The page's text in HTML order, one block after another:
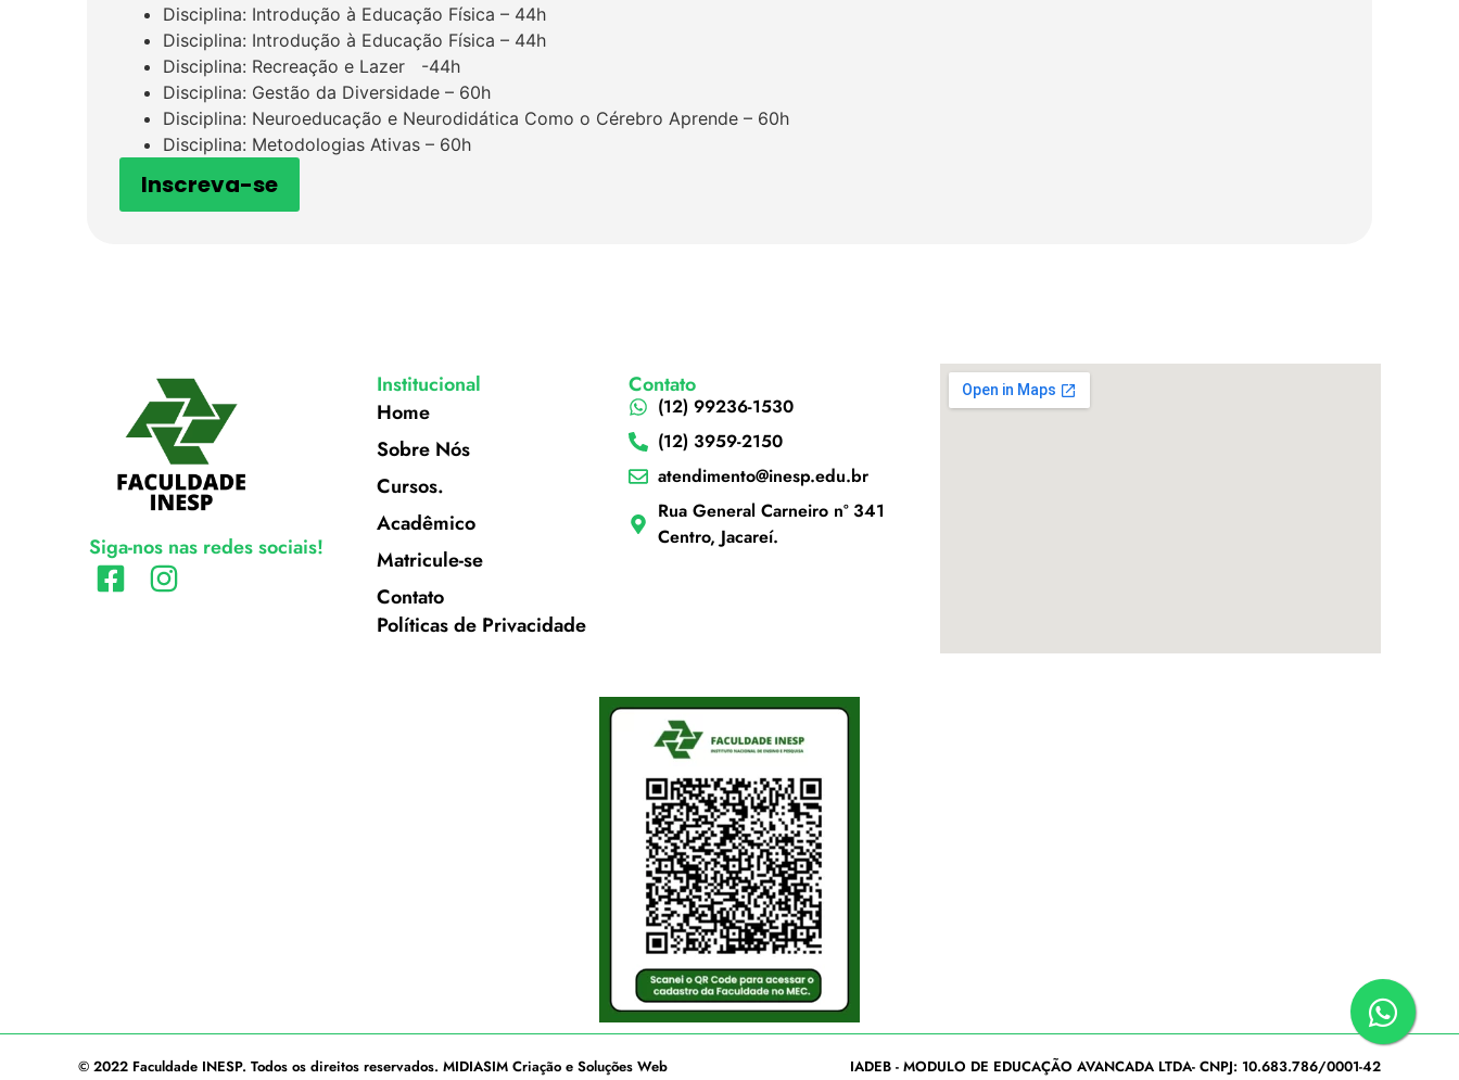
Disciplina: Introdução à Educação Física – 44h
Disciplina: Introdução à Educação Física – 44h
Disciplina: Recreação e Lazer -44h
Disciplina: Gestão da Diversidade – 60h
Disciplina: Neuroeducação e Neurodidática Como o Cérebro Aprende – 60h
Disciplina: Metodologias Ativas – 60h
Inscreva-se
Siga-nos nas redes sociais!
Institucional
Home
Sobre Nós
Cursos.
Acadêmico
Matricule-se
Contato
Políticas de Privacidade
Contato
(12) 99236-1530
(12) 3959-2150
atendimento@inesp.edu.br
Rua General Carneiro nº 341
Centro, Jacareí.
© 2022 Faculdade INESP. Todos os direitos reservados. MIDIASIM Criação e Soluções Web IADEB - MODULO DE EDUCAÇÃO AVANCADA LTDA- CNPJ: 10.683.786/0001-42